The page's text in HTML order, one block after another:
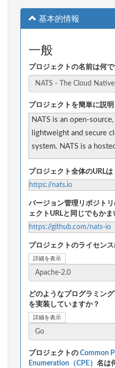
基本的情報
一般
プロジェクトの名前は何で
プロジェクトを簡単に説明
NATS is an open-
lightweight and secure
system. NATS is a
プロジェクト全体のURLは
https://nats.io
バージョン管理リポジト
ェクトURLと同じでもかま
https://github.com/nats-io
プロジェクトのライセン
詳細を表示
どのようなプログラミン
を実装していますか？
詳細を表示
プロジェクトの Common
Enumeration（CPE） 名は